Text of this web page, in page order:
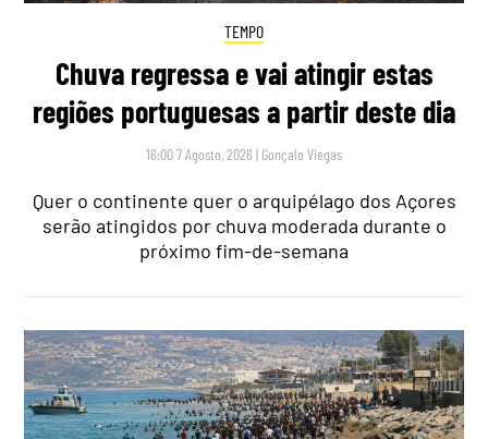
TEMPO
Chuva regressa e vai atingir estas
regiões portuguesas a partir deste dia
16:00 7 Agosto, 2026 | Gonçalo Viegas
Quer o continente quer o arquipélago dos Açores
serão atingidos por chuva moderada durante o
próximo fim-de-semana